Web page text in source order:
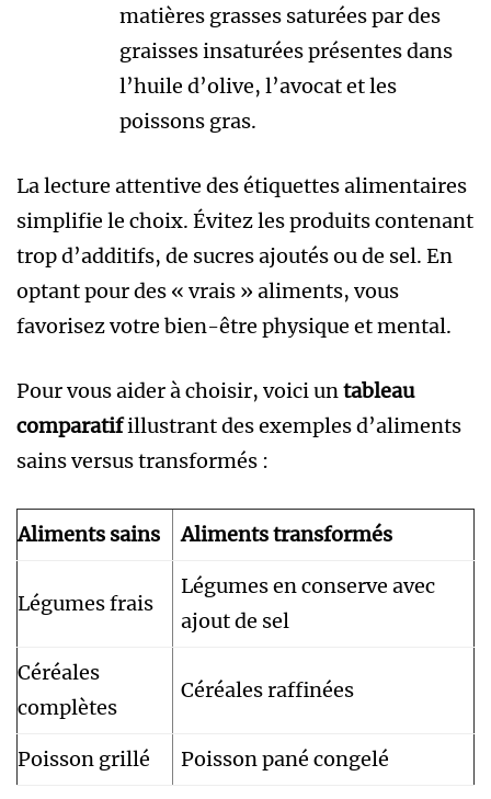
matières grasses saturées par des
graisses insaturées présentes dans
l’huile d’olive, l’avocat et les
poissons gras.
La lecture attentive des étiquettes alimentaires
simplifie le choix. Évitez les produits contenant
trop d’additifs, de sucres ajoutés ou de sel. En
optant pour des « vrais » aliments, vous
favorisez votre bien-être physique et mental.
Pour vous aider à choisir, voici untableau
comparatifillustrant des exemples d’aliments
sains versus transformés :
Aliments sains Aliments transformés
Légumes frais
Légumes en conserve avec
ajout de sel
Céréales
complètes
Céréales raffinées
Poisson grillé Poisson pané congelé